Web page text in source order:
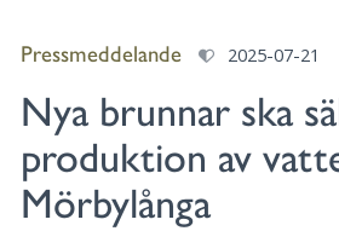
Pressmeddelande 2025-07-21
Nya brunnar ska
produktion av
Mörbylånga